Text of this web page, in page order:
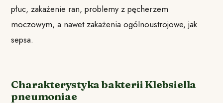
płuc, zakażenie ran, problemy z pęcherzem
moczowym, a nawet zakażenia ogólnoustrojowe, jak
sepsa.
Charakterystyka bakterii Klebsiella
pneumoniae